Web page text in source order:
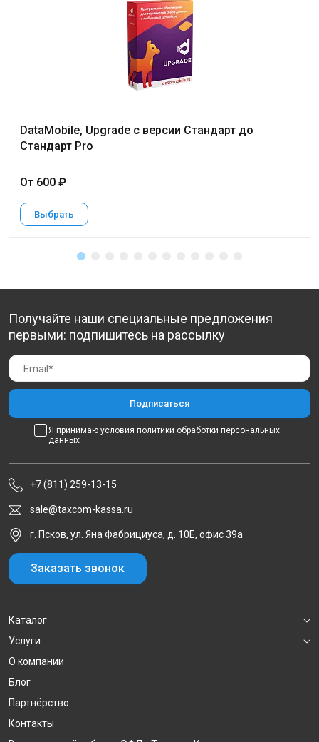
DataMobile, Upgrade с версии Стандарт до
Стандарт Pro
От 600 ₽
Выбрать
Получайте наши специальные предложения
первыми: подпишитесь на рассылку
Я принимаю условия политики обработки персональных
данных
+7 (811) 259-13-15
sale@taxcom-kassa.ru
г. Псков, ул. Яна Фабрициуса, д. 10Е, офис 39а
Заказать звонок
Каталог
Услуги
О компании
Блог
Партнёрство
Контакты